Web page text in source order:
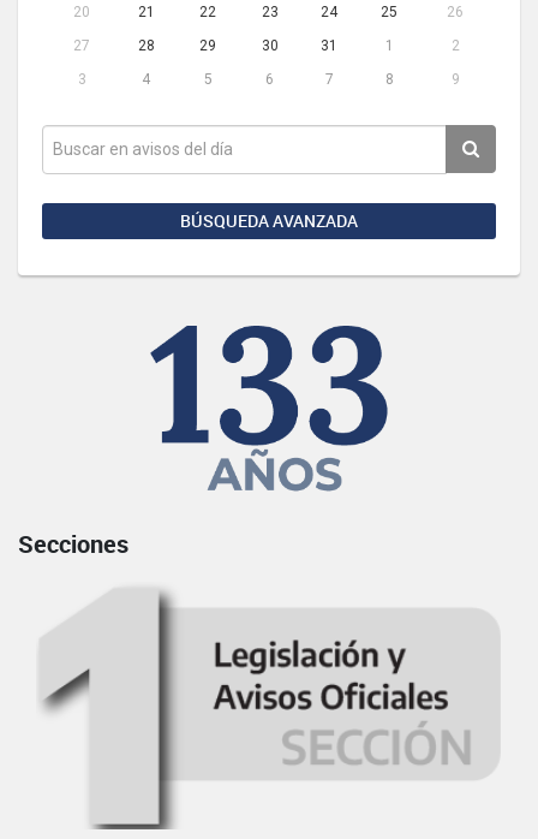
20
21 22 23 24 25
26
27
28 29 30 31 1
2
3
4 5 6 7 8 9
BÚSQUEDA AVANZADA
Secciones